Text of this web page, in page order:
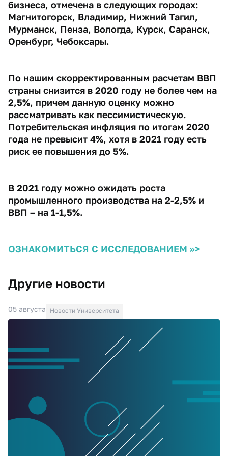
бизнеса, отмечена в следующих городах:
Магнитогорск, Владимир, Нижний Тагил,
Мурманск, Пенза, Вологда, Курск, Саранск,
Оренбург, Чебоксары.
По нашим скорректированным расчетам ВВП
страны снизится в 2020 году не более чем на
2,5%, причем данную оценку можно
рассматривать как пессимистическую.
Потребительская инфляция по итогам 2020
года не превысит 4%, хотя в 2021 году есть
риск ее повышения до 5%.
В 2021 году можно ожидать роста
промышленного производства на 2-2,5% и
ВВП – на 1-1,5%.
ОЗНАКОМИТЬСЯ С ИССЛЕДОВАНИЕМ >>>
Другие новости
05 августа Новости Университета